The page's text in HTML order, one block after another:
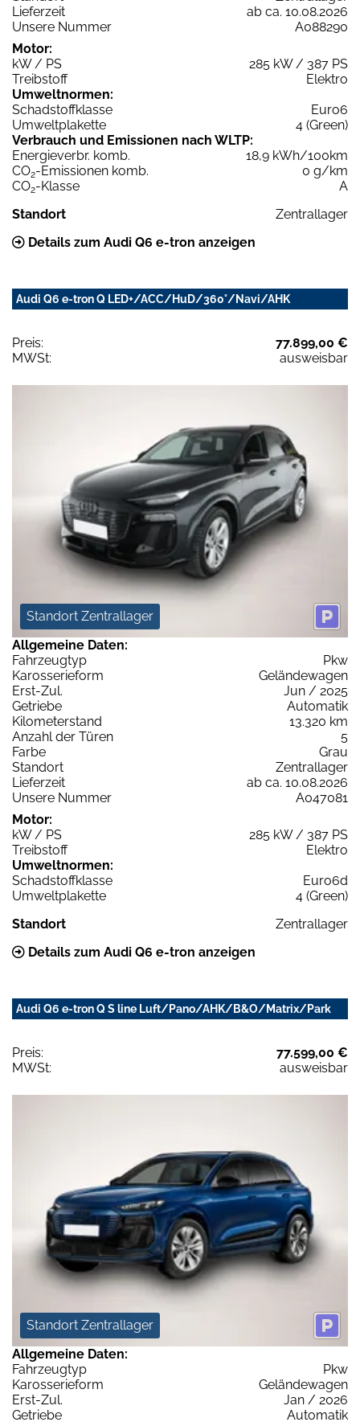
Lieferzeit
ab ca. 10.08.2026
Unsere Nummer
A088290
Motor:
kW / PS
285 kW / 387 PS
Treibstoff
Elektro
Umweltnormen:
Schadstoffklasse
Euro6
Umweltplakette
4 (Green)
Verbrauch und Emissionen nach WLTP:
Energieverbr. komb.
18,9 kWh/100km
CO2-Emissionen komb.
0 g/km
CO2-Klasse
A
Standort
Zentrallager
Details zum Audi Q6 e-tron anzeigen
Audi Q6 e-tron Q LED+/ACC/HuD/360°/Navi/AHK
Preis:
77.899,00 €
MWSt:
ausweisbar
Standort Zentrallager
Allgemeine Daten:
Fahrzeugtyp
Pkw
Karosserieform
Geländewagen
Erst-Zul.
Jun / 2025
Getriebe
Automatik
Kilometerstand
13.320 km
Anzahl der Türen
5
Farbe
Grau
Standort
Zentrallager
Lieferzeit
ab ca. 10.08.2026
Unsere Nummer
A047081
Motor:
kW / PS
285 kW / 387 PS
Treibstoff
Elektro
Umweltnormen:
Schadstoffklasse
Euro6d
Umweltplakette
4 (Green)
Standort
Zentrallager
Details zum Audi Q6 e-tron anzeigen
Audi Q6 e-tron Q S line Luft/Pano/AHK/B&O/Matrix/Park
Preis:
77.599,00 €
MWSt:
ausweisbar
Standort Zentrallager
Allgemeine Daten:
Fahrzeugtyp
Pkw
Karosserieform
Geländewagen
Erst-Zul.
Jan / 2026
Getriebe
Automatik